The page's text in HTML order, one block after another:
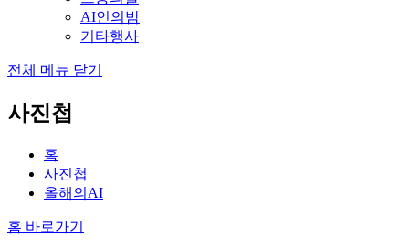
AI인의밤
기타행사
전체 메뉴 닫기
사진첩
홈
사진첩
올해의AI
홈 바로가기